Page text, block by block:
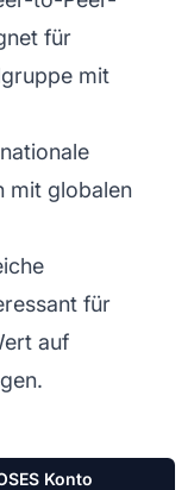
für
mit
mit globalen
für
auf
Konto